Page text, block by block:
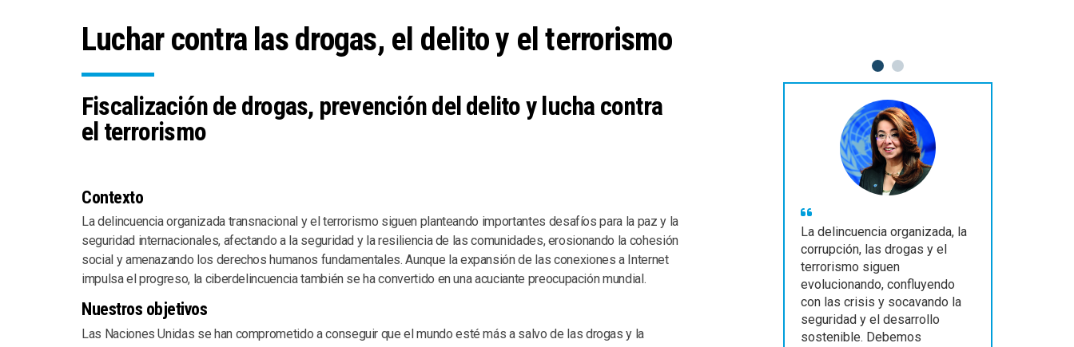
Luchar contra las drogas, el delito y el terrorismo
Fiscalización de drogas, prevención del delito y lucha contra
el terrorismo
Contexto
La delincuencia organizada transnacional y el terrorismo siguen planteando importantes desafíos para la paz y la
seguridad internacionales, afectando a la seguridad y la resiliencia de las comunidades, erosionando la cohesión
social y amenazando los derechos humanos fundamentales. Aunque la expansión de las conexiones a Internet
impulsa el progreso, la ciberdelincuencia también se ha convertido en una acuciante preocupación mundial.
Nuestros objetivos
Las Naciones Unidas se han comprometido a conseguir que el mundo esté más a salvo de las drogas y la
La delincuencia organizada, la
corrupción, las drogas y el
terrorismo siguen
evolucionando, confluyendo
con las crisis y socavando la
seguridad y el desarrollo
sostenible. Debemos